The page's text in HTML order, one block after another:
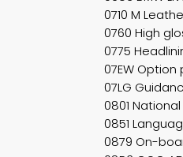
0710 M
0760 High
0775
07EW
07LG
0801
0851
0879 On-